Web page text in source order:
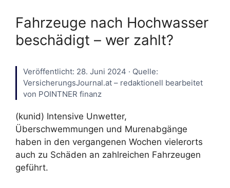
Fahrzeuge nach Hochwasser
beschädigt – wer zahlt?
Veröffentlicht: 28. Juni 2024 · Quelle:
VersicherungsJournal.at – redaktionell bearbeitet
von POINTNER finanz
(kunid) Intensive Unwetter,
Überschwemmungen und Murenabgänge
haben in den vergangenen Wochen vielerorts
auch zu Schäden an zahlreichen Fahrzeugen
geführt.